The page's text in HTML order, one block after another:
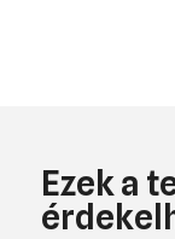
Ezek a